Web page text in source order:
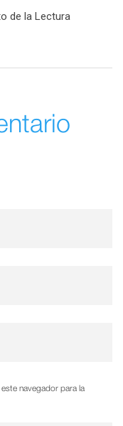
de la Lectura
navegador para la